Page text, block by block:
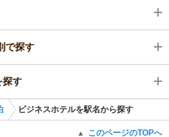
で探す
探す
ビジネスホテルを駅名から探す
▲ このページのTOPへ